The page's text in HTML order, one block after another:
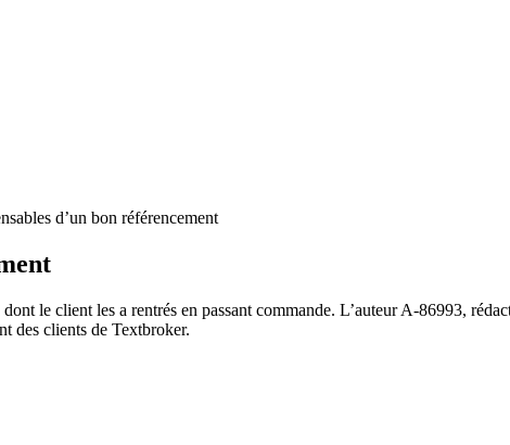
d’un bon référencement
le client les a rentrés en passant commande. L’auteur A-86993,
des clients de Textbroker.